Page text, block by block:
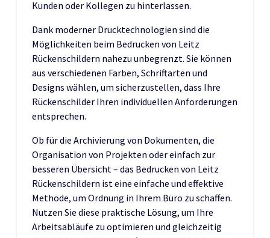
Kunden oder Kollegen zu hinterlassen.
Dank moderner Drucktechnologien sind die
Möglichkeiten beim Bedrucken von Leitz
Rückenschildern nahezu unbegrenzt. Sie können
aus verschiedenen Farben, Schriftarten und
Designs wählen, um sicherzustellen, dass Ihre
Rückenschilder Ihren individuellen Anforderungen
entsprechen.
Ob für die Archivierung von Dokumenten, die
Organisation von Projekten oder einfach zur
besseren Übersicht – das Bedrucken von Leitz
Rückenschildern ist eine einfache und effektive
Methode, um Ordnung in Ihrem Büro zu schaffen.
Nutzen Sie diese praktische Lösung, um Ihre
Arbeitsabläufe zu optimieren und gleichzeitig